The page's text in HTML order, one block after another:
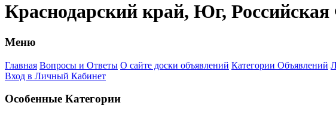
Краснодарский край, Юг,
Меню
Главная Вопросы и Ответы О сайте доски объявлений Категории Объявлений
Вход в Личный Кабинет
Особенные Категории